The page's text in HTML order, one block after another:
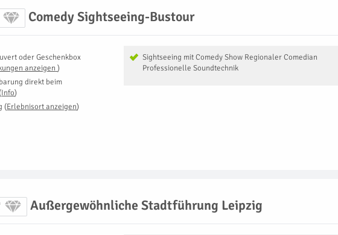
Comedy Sightseeing-Bustour
Sightseeing mit Comedy Show Regionaler Comedian
Professionelle Soundtechnik
oder Geschenkbox
anzeigen )
direkt beim
Info)
(Erlebnisort anzeigen)
Außergewöhnliche Stadtführung Leipzig